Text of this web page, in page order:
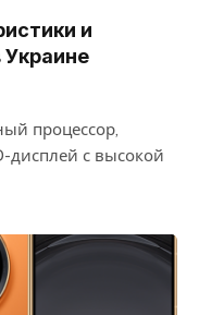
и
процессор,
дисплей с высокой